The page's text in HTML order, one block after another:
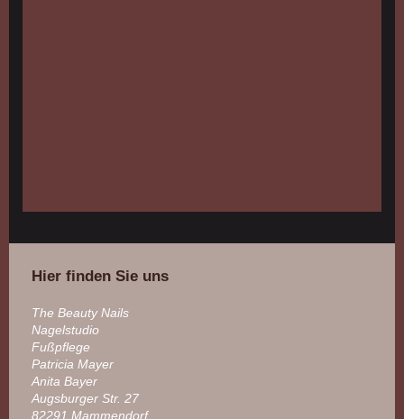
Hier finden Sie uns
The Beauty Nails
Nagelstudio
Fußpflege
Patricia Mayer
Anita Bayer
Augsburger Str. 27
82291 Mammendorf